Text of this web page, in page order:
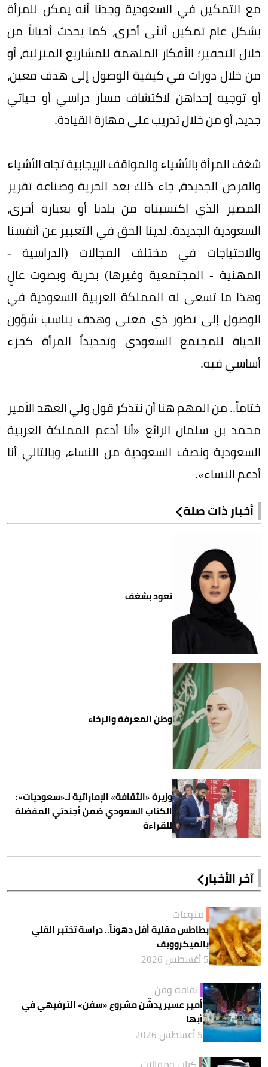
مع التمكين في السعودية وجدنا أنه يمكن للمرأة
بشكل عام تمكين أنثى أخرى، كما يحدث أحياناً من
خلال التحفيز؛ الأفكار الملهمة للمشاريع المنزلية، أو
من خلال دورات في كيفية الوصول إلى هدف معين،
أو توجيه إحداهن لاكتشاف مسار دراسي أو حياتي
جديد، أو من خلال تدريب على مهارة القيادة.
شغف المرأة بالأشياء والمواقف الإيجابية تجاه الأشياء
والفرص الجديدة، جاء ذلك بعد الحرية وصناعة تقرير
المصير الذي اكتسبناه من بلدنا أو بعبارة أخرى،
السعودية الجديدة. لدينا الحق في التعبير عن أنفسنا
والاحتياجات في مختلف المجالات (الدراسية -
المهنية - المجتمعية وغيرها) بحرية وبصوت عالٍ
وهذا ما تسعى له المملكة العربية السعودية في
الوصول إلى تطور ذي معنى وهدف يناسب شؤون
الحياة للمجتمع السعودي وتحديداً المرأة كجزء
أساسي فيه.
ختاماً.. من المهم هنا أن نتذكر قول ولي العهد الأمير
محمد بن سلمان الرائع «أنا أدعم المملكة العربية
السعودية ونصف السعودية من النساء، وبالتالي أنا
أدعم النساء».
أخبار ذات صلة
نعود بشغف
وطن المعرفة والرخاء
وزيرة «الثقافة» الإماراتية لـ«سعوديات»:
الكتاب السعودي ضمن أجندتي المفضلة
للقراءة
آخر الأخبار
منوعات
بطاطس مقلية أقل دهوناً.. دراسة تختبر القلي
بالميكروويف
5 أغسطس 2026
ثقافة وفن
أمير عسير يدشّن مشروع «سفن» الترفيهي في
أبها
5 أغسطس 2026